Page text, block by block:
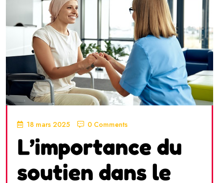
18 mars 2025 0 Comments
L’importance du
soutien dans le